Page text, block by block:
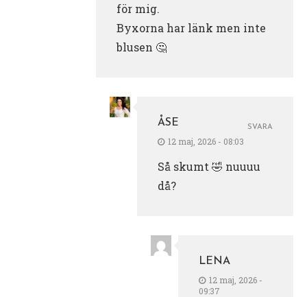
för mig.
Byxorna har länk men inte
blusen 🤔
ÅSE
12 maj, 2026 - 08:03
Så skumt 🤣 nuuuu
då?
SVARA
LENA
12 maj, 2026 -
09:37